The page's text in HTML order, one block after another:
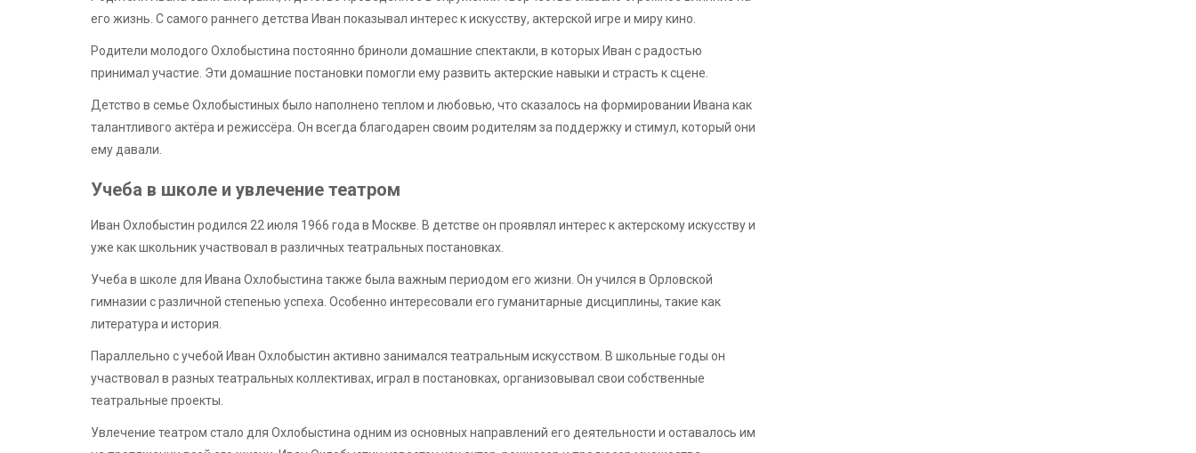
его жизнь. С самого раннего детства Иван показывал интерес к искусству, актерской игре и миру кино.
Родители молодого Охлобыстина постоянно бриноли домашние спектакли, в которых Иван с радостью
принимал участие. Эти домашние постановки помогли ему развить актерские навыки и страсть к сцене.
Детство в семье Охлобыстиных было наполнено теплом и любовью, что сказалось на формировании Ивана как
талантливого актёра и режиссёра. Он всегда благодарен своим родителям за поддержку и стимул, который они
ему давали.
Учеба в школе и увлечение театром
Иван Охлобыстин родился 22 июля 1966 года в Москве. В детстве он проявлял интерес к актерскому искусству и
уже как школьник участвовал в различных театральных постановках.
Учеба в школе для Ивана Охлобыстина также была важным периодом его жизни. Он учился в Орловской
гимназии с различной степенью успеха. Особенно интересовали его гуманитарные дисциплины, такие как
литература и история.
Параллельно с учебой Иван Охлобыстин активно занимался театральным искусством. В школьные годы он
участвовал в разных театральных коллективах, играл в постановках, организовывал свои собственные
театральные проекты.
Увлечение театром стало для Охлобыстина одним из основных направлений его деятельности и оставалось им